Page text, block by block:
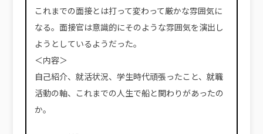
これまでの面接とは打って変わって厳かな雰囲気に
なる。面接官は意識的にそのような雰囲気を演出し
ようとしているようだった。
＜内容＞
自己紹介、就活状況、学生時代頑張ったこと、就職
活動の軸、これまでの人生で船と関わりがあったの
か。